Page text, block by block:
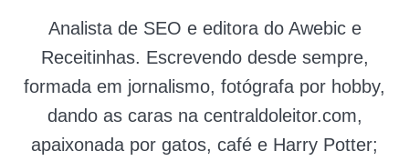
Analista de SEO e editora do Awebic e
Receitinhas. Escrevendo desde sempre,
formada em jornalismo, fotógrafa por hobby,
dando as caras na centraldoleitor.com,
apaixonada por gatos, café e Harry Potter;